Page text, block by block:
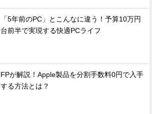
「5年前のPC」とこんなに違う！予算10万円
台前半で実現する快適PCライフ
FPが解説！Apple製品を分割手数料0円で入手
する方法とは？